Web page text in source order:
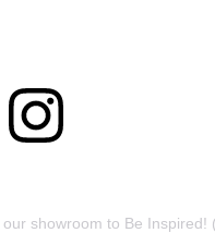
showroom to Be Inspired!